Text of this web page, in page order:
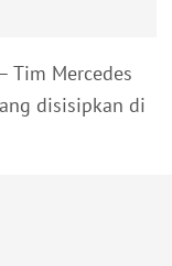
Tim Mercedes
disisipkan di